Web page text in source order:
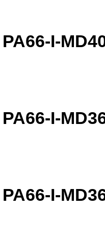
PA66-I-
PA66-I-
PA66-I-